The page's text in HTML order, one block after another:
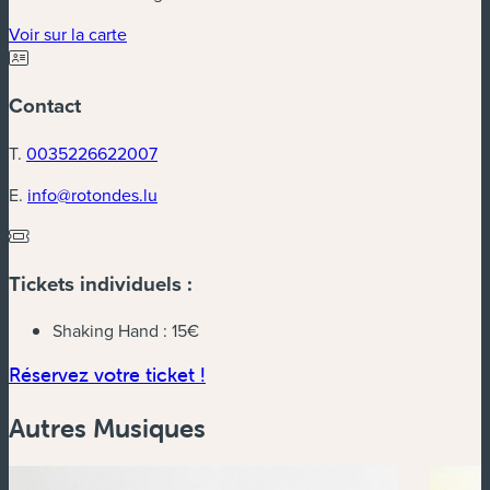
Voir sur la carte(nouvelle fenêtre)
Contact
T. 0035226622007
E. info@rotondes.lu
Tickets individuels :
Shaking Hand : 15€
Réservez votre ticket !
Autres Musiques